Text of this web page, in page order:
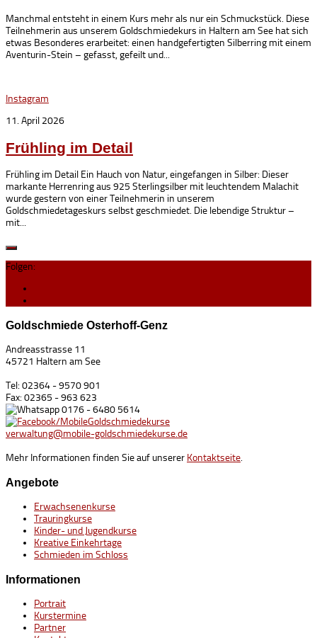
Manchmal entsteht in einem Kurs mehr als nur ein Schmuckstück. Diese
Teilnehmerin aus unserem Goldschmiedekurs in Haltern am See hat sich
etwas Besonderes erarbeitet: einen handgefertigten Silberring mit einem
Aventurin-Stein – gefasst, gefeilt und...
Instagram
11. April 2026
Frühling im Detail
Frühling im Detail Ein Hauch von Natur, eingefangen in Silber: Dieser
markante Herrenring aus 925 Sterlingsilber mit leuchtendem Malachit
wurde gestern von einer Teilnehmerin in unserem
Goldschmiedetageskurs selbst geschmiedet. Die lebendige Struktur –
mit...
Folgen:
Goldschmiede Osterhoff-Genz
Andreasstrasse 11
45721 Haltern am See
Tel: 02364 - 9570 901
Fax: 02365 - 963 623
0176 - 6480 5614
/MobileGoldschmiedekurse
verwaltung@mobile-goldschmiedekurse.de
Mehr Informationen finden Sie auf unserer Kontaktseite.
Angebote
Erwachsenenkurse
Trauringkurse
Kinder- und Jugendkurse
Kreative Einkehrtage
Schmieden im Schloss
Informationen
Portrait
Kurstermine
Partner